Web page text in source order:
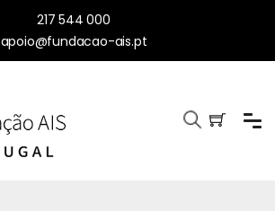
217 544 000
apoio@fundacao-ais.pt